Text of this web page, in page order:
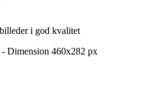
i god kvalitet
Dimension 460x282 px